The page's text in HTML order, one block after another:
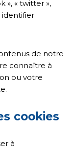
», « twitter »,
identifier
de notre
connaître à
ou votre
cookies
à